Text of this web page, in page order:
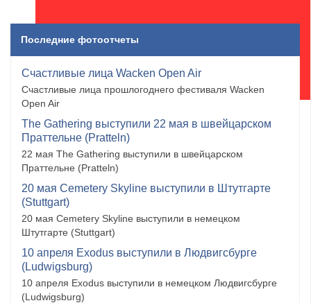
Последние фотоотчеты
Счастливые лица Wacken Open Air
Счастливые лица прошлогоднего фестиваля Wacken
Open Air
The Gathering выступили 22 мая в швейцарском
Праттельне (Pratteln)
22 мая The Gathering выступили в швейцарском
Праттельне (Pratteln)
20 мая Cemetery Skyline выступили в Штутгарте
(Stuttgart)
20 мая Cemetery Skyline выступили в немецком
Штутгарте (Stuttgart)
10 апреля Exodus выступили в Людвигсбурге
(Ludwigsburg)
10 апреля Exodus выступили в немецком Людвигсбурге
(Ludwigsburg)